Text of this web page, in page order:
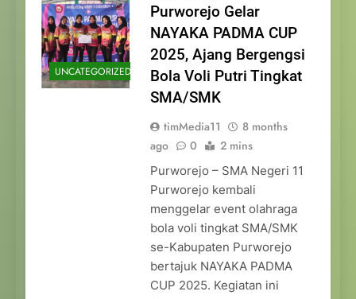
UNCATEGORIZED
Purworejo Gelar
NAYAKA PADMA CUP
2025, Ajang Bergengsi
Bola Voli Putri Tingkat
SMA/SMK
timMedia11
8 months
ago
0 2 mins
Purworejo – SMA Negeri 11
Purworejo kembali
menggelar event olahraga
bola voli tingkat SMA/SMK
se-Kabupaten Purworejo
bertajuk NAYAKA PADMA
CUP 2025. Kegiatan ini